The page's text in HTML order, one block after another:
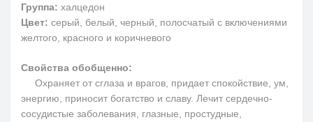
Группа: халцедон
Цвет: серый, белый, черный, полосчатый с включениями
желтого, красного и коричневого
Свойства обобщенно:
Охраняет от сглаза и врагов, придает спокойствие, ум,
энергию, приносит богатство и славу. Лечит сердечно-
сосудистые заболевания, глазные, простудные,